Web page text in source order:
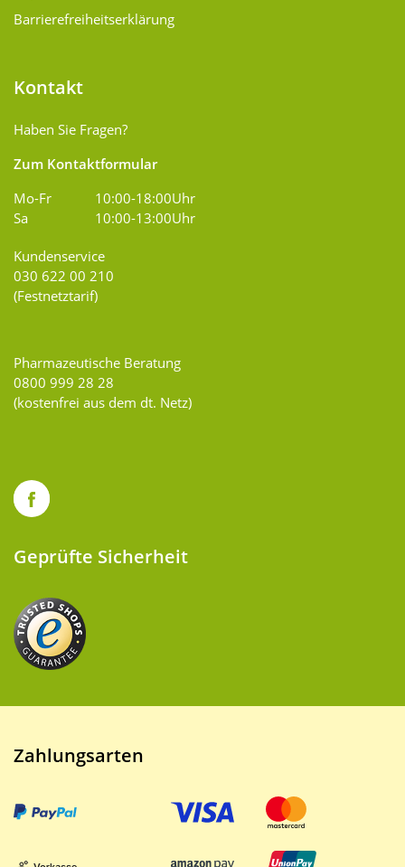
Barrierefreiheitserklärung
Kontakt
Haben Sie Fragen?
Zum Kontaktformular
Mo-Fr
10:00-18:00Uhr
Sa
10:00-13:00Uhr
Kundenservice
030 622 00 210
(Festnetztarif)
Pharmazeutische Beratung
0800 999 28 28
(kostenfrei aus dem dt. Netz)
Geprüfte Sicherheit
Zahlungsarten